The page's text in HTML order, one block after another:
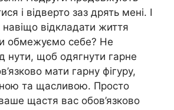
і відверто заз дрять мені. І
навіщо відкладати життя
обмежуємо себе? Не
нути, щоб одягнути гарне
мати гарну фігуру,
та щасливою. Просто
щастя вас обов’язково